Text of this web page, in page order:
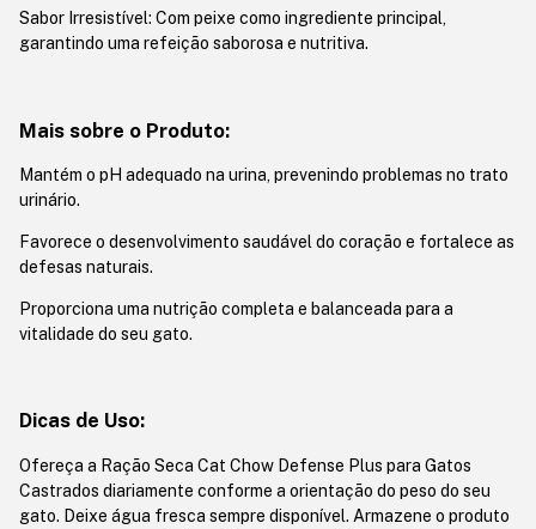
Sabor Irresistível: Com peixe como ingrediente principal,
garantindo uma refeição saborosa e nutritiva.
Mais sobre o Produto:
Mantém o pH adequado na urina, prevenindo problemas no trato
urinário.
Favorece o desenvolvimento saudável do coração e fortalece as
defesas naturais.
Proporciona uma nutrição completa e balanceada para a
vitalidade do seu gato.
Dicas de Uso:
Ofereça a Ração Seca Cat Chow Defense Plus para Gatos
Castrados diariamente conforme a orientação do peso do seu
gato. Deixe água fresca sempre disponível. Armazene o produto